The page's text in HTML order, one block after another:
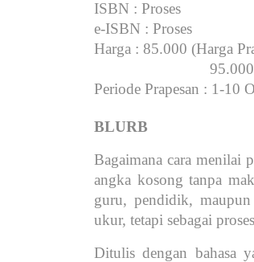
ISBN : Proses
e-ISBN : Proses
Harga : 85.000 (Harga
Periode Prapesan : 1-10
BLURB
Bagaimana cara menilai
angka kosong tanpa
guru, pendidik,
ukur, tetapi sebagai
Ditulis dengan bahasa